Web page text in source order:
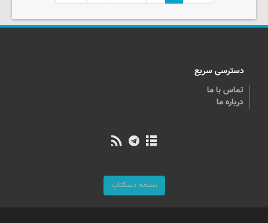
دسترسی سریع
تماس با ما
درباره ما
نسخه دسکتاپ